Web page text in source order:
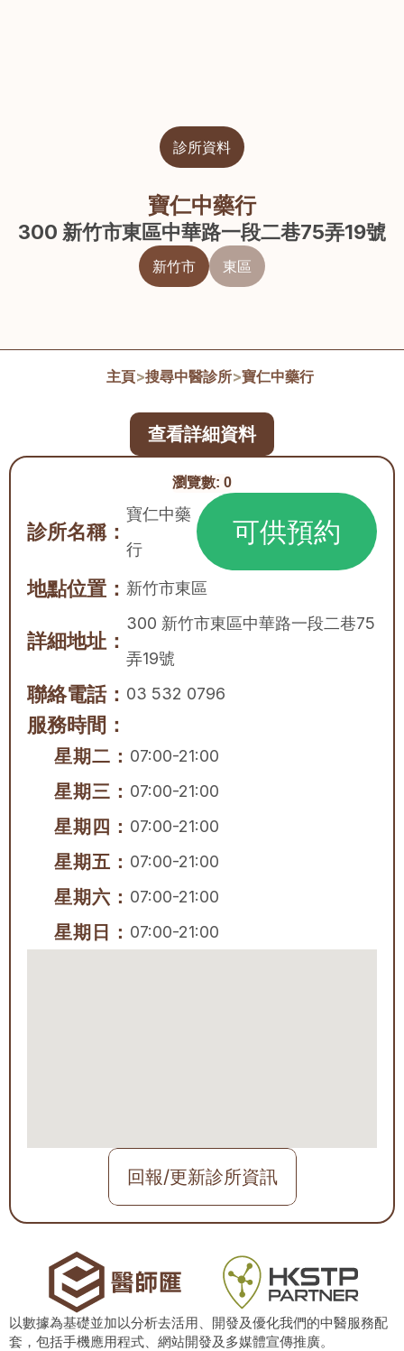
診所資料
寶仁中藥行
300 新竹市東區中華路一段二巷75弄19號
新竹市 東區
主頁>搜尋中醫診所>寶仁中藥行
瀏覽數: 0
診所名稱：
寶仁中藥
行
可供預約
地點位置： 新竹市東區
詳細地址：
300 新竹市東區中華路一段二巷75
弄19號
聯絡電話： 03 532 0796
服務時間：
星期二： 07:00-21:00
星期三： 07:00-21:00
星期四： 07:00-21:00
星期五： 07:00-21:00
星期六： 07:00-21:00
星期日： 07:00-21:00
回報/更新診所資訊
查看詳細資料
以數據為基礎並加以分析去活用、開發及優化我們的中醫服務配
套，包括手機應用程式、網站開發及多媒體宣傳推廣。